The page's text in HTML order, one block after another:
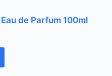
de Parfum 100ml